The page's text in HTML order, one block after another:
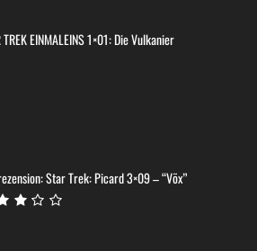
TREK EINMALEINS 1×01: Die Vulkanier
Star Trek: Picard 3×09 – “Võx”